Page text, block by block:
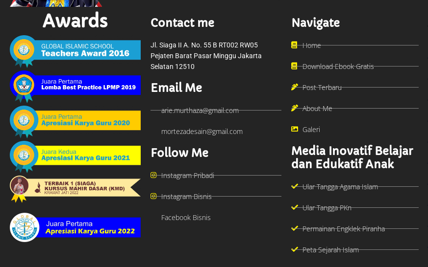
Awards Contact me
Jl. Siaga II A. No. 55 B RT002 RW05
Pejaten Barat Pasar Minggu Jakarta
Selatan 12510
Email Me
arie.murthaza@gmail.com
mortezadesain@gmail.com
Follow Me
Instagram Pribadi
Instagram Bisnis
Facebook Bisnis
Navigate
Home
Download Ebook Gratis
Post Terbaru
About Me
Galeri
Media Inovatif Belajar
dan Edukatif Anak
Ular Tangga Agama Islam
Ular Tangga PKn
Permainan Engklek Piranha
Peta Sejarah Islam